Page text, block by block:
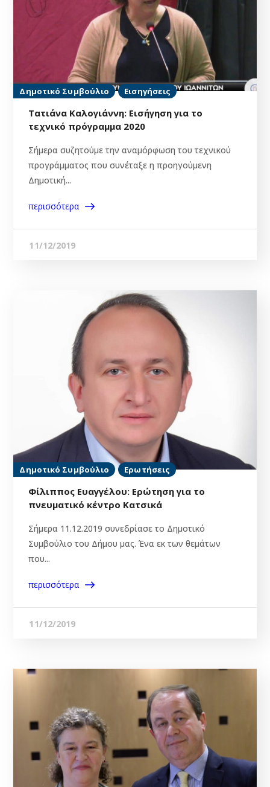
Δημοτικό Συμβούλιο Εισηγήσεις
Τατιάνα Καλογιάννη: Εισήγηση για το
τεχνικό πρόγραμμα 2020
Σήμερα συζητούμε την αναμόρφωση του τεχνικού
προγράμματος που συνέταξε η προηγούμενη
Δημοτική...
περισσότερα
11/12/2019
Δημοτικό Συμβούλιο Ερωτήσεις
Φίλιππος Ευαγγέλου: Ερώτηση για το
πνευματικό κέντρο Κατσικά
Σήμερα 11.12.2019 συνεδρίασε το Δημοτικό
Συμβούλιο του Δήμου μας. Ένα εκ των θεμάτων
που...
περισσότερα
11/12/2019